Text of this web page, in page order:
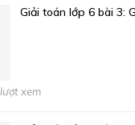
Giải toán lớp 6 bài 3:
lượt xem